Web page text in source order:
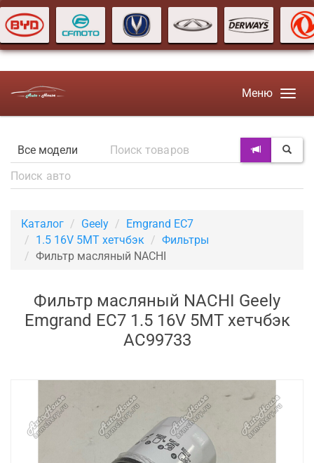
Меню
Каталог Geely
Emgrand EC7
1.5 16V 5MT хетчбэк
Фильтры
Фильтр масляный NACHI
Фильтр масляный NACHI Geely
Emgrand EC7 1.5 16V 5MT хетчбэк
AC99733